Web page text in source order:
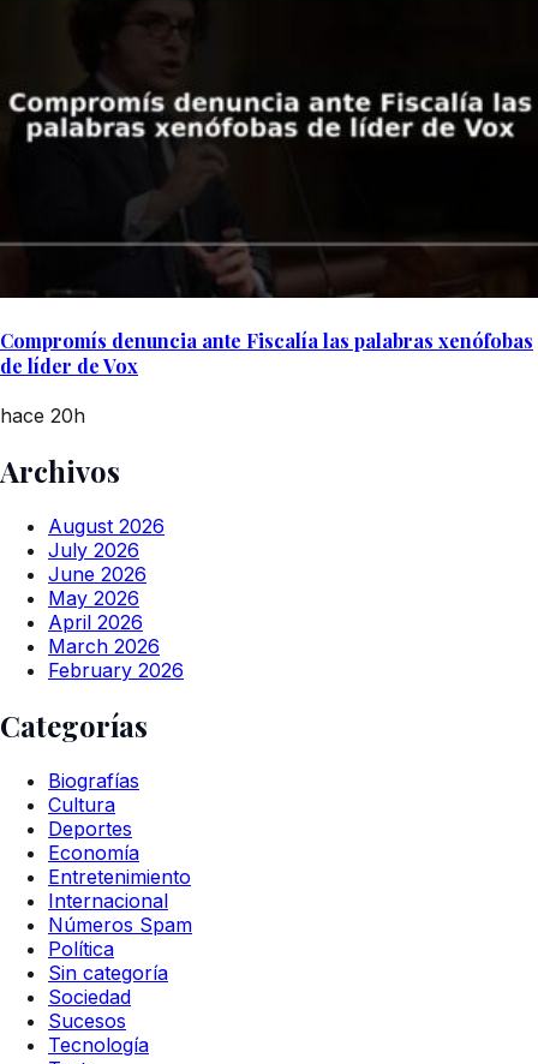
Compromís denuncia ante Fiscalía las palabras xenófobas
de líder de Vox
hace 20h
Archivos
August 2026
July 2026
June 2026
May 2026
April 2026
March 2026
February 2026
Categorías
Biografías
Cultura
Deportes
Economía
Entretenimiento
Internacional
Números Spam
Política
Sin categoría
Sociedad
Sucesos
Tecnología